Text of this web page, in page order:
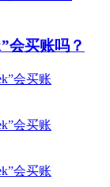
会买账吗？